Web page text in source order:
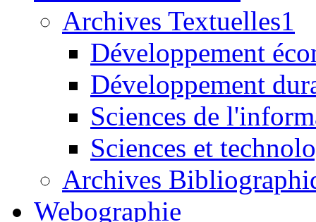
Archives Textuelles1
Développement
Développement
Sciences de
Sciences et
Archives
Webographie